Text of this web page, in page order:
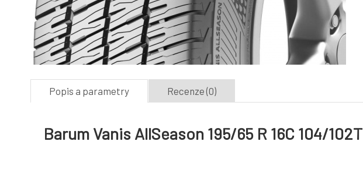
Popis a parametry Recenze (0)
Barum Vanis AllSeason 195/65 R 16C 104/102T